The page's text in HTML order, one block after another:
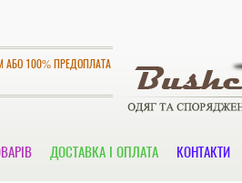
100% ПРЕДОПЛАТА
ДОСТАВКА І ОПЛАТА КОНТАКТИ